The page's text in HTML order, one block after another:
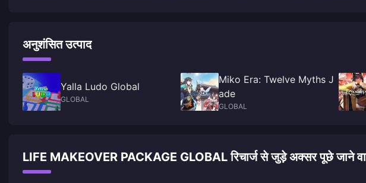
अनुशंसित उत्पाद
Yalla Ludo Global
GLOBAL
Miko Era: Twelve Myths J
ade
GLOBAL
LIFE MAKEOVER PACKAGE GLOBAL रिचार्ज से जुड़े अक्सर पूछे जाने